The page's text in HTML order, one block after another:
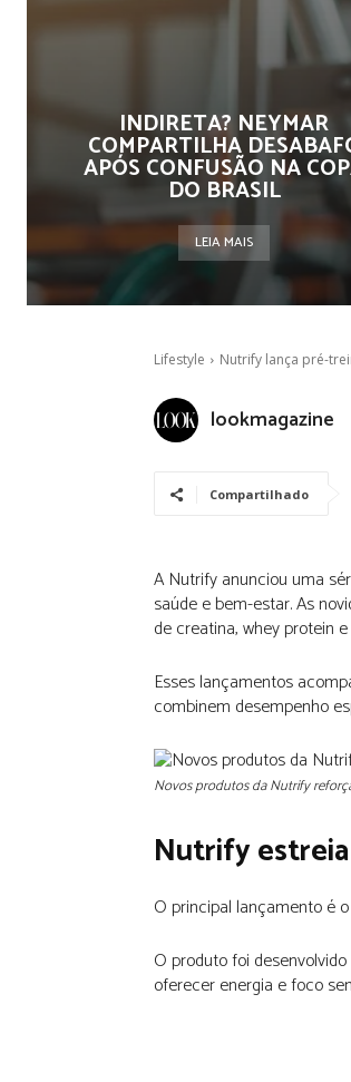
INDIRETA? NEYMAR
COMPARTILHA
APÓS CONFUSÃO NA
DO BRASIL
LEIA MAIS
Lifestyle Nutrify lança pré-
lookmagazine
Compartilhado
A Nutrify anunciou uma
saúde e bem-estar. As
de creatina, whey protein
Esses lançamentos
combinem desempenho
Novos produtos da Nutrify
Nutrify
O principal lançamento é o
O produto foi
oferecer energia e foco